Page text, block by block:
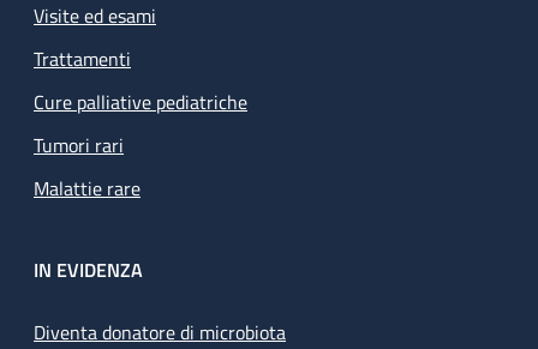
Visite ed esami
Trattamenti
Cure palliative pediatriche
Tumori rari
Malattie rare
IN EVIDENZA
Diventa donatore di microbiota